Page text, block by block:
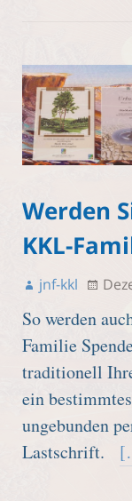
Werden
KKL-
jnf-kkl
So werden
Familie
traditionell
ein
ungebunden
Lastschrift.